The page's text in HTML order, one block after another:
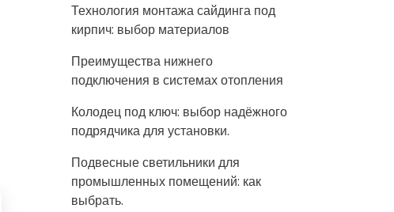
Технология монтажа сайдинга под
кирпич: выбор материалов
Преимущества нижнего
подключения в системах отопления
Колодец под ключ: выбор надёжного
подрядчика для установки.
Подвесные светильники для
промышленных помещений: как
выбрать.